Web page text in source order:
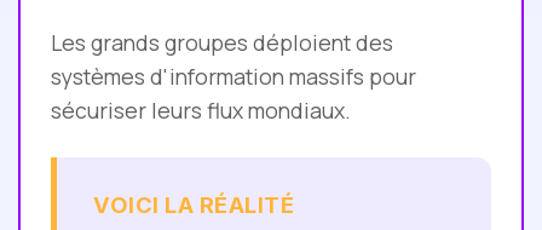
Les grands groupes déploient des
systèmes d'information massifs pour
sécuriser leurs flux mondiaux.
VOICI LA RÉALITÉ